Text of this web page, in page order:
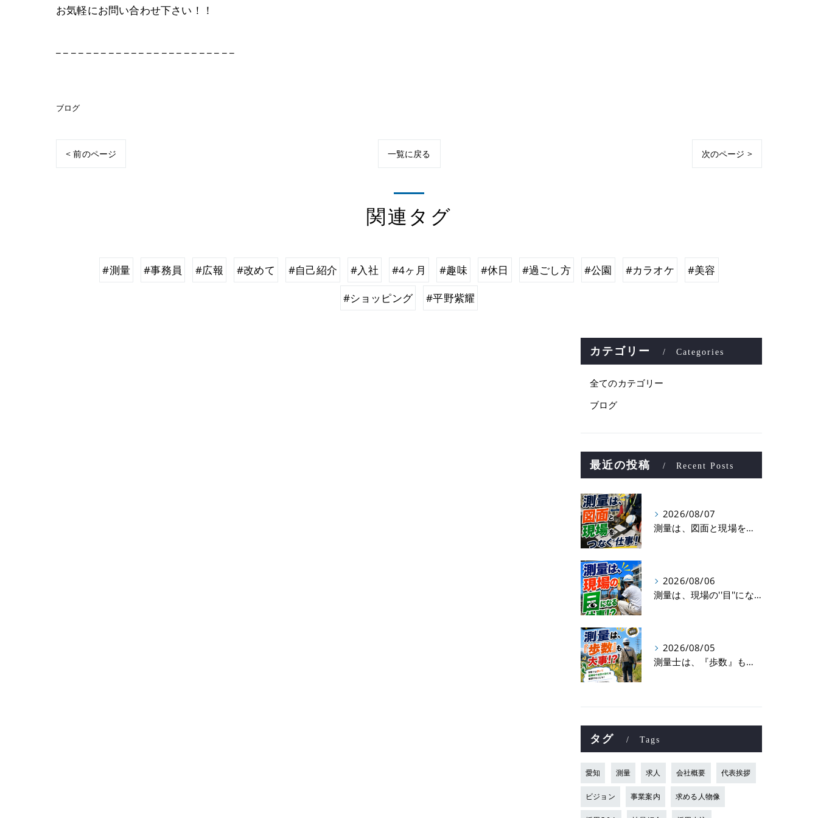
お気軽にお問い合わせ下さい！！
ブログ
< 前のページ 一覧に戻る 次のページ >
関連タグ
#測量 #事務員 #広報 #改めて #自己紹介 #入社 #4ヶ月 #趣味 #休日 #過ごし方 #公園 #カラオケ
#美容
#ショッピング
#平野紫耀
カテゴリー Categories
全てのカテゴリー
ブログ
最近の投稿 Recent Posts
2026/08/07
測量は、図面と現場をつなぐ仕事！
2026/08/06
測量は、現場の''目''になる仕事！？
2026/08/05
測量士は、『歩数』も大事！？
タグ Tags
愛知 測量 求人 会社概要 代表挨拶
ビジョン 事業案内 求める人物像